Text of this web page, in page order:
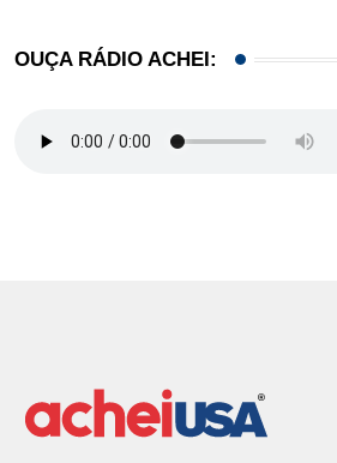
OUÇA RÁDIO ACHEI: